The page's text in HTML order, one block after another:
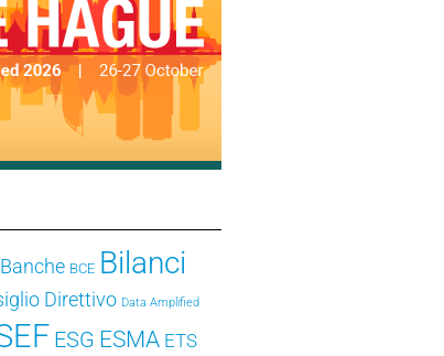
Banche BCE Bilanci
Direttivo Data Amplified
ESG ESMA ETS